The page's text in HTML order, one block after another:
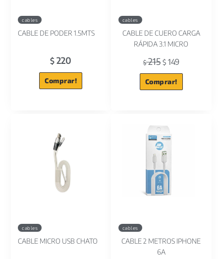
cables
CABLE DE PODER 1.5MTS
$ 220
Comprar!
cables
CABLE DE CUERO CARGA
RÁPIDA 3.1 MICRO
$215 $149
Comprar!
cables
CABLE MICRO USB CHATO
cables
CABLE 2 METROS IPHONE
6A